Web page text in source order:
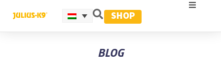
SHOP
BLOG